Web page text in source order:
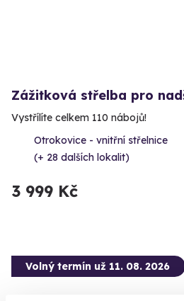
Zážitková střelba pro
Vystřílíte celkem 110 nábojů!
Otrokovice - vnitřní střelnice
(+ 28 dalších lokalit)
3 999 Kč
Volný termín už 11. 08. 2026